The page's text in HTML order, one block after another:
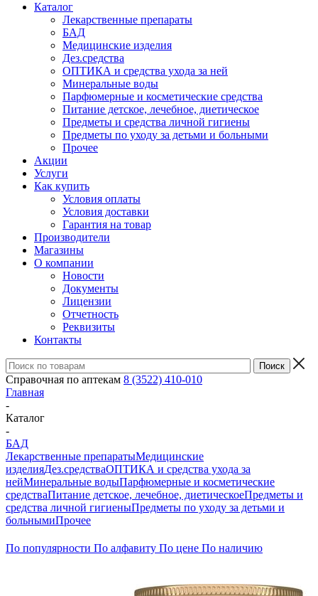
Каталог
Лекарственные препараты
БАД
Медицинские изделия
Дез.средства
ОПТИКА и средства ухода за ней
Минеральные воды
Парфюмерные и косметические средства
Питание детское, лечебное, диетическое
Предметы и средства личной гигиены
Предметы по уходу за детьми и больными
Прочее
Акции
Услуги
Как купить
Условия оплаты
Условия доставки
Гарантия на товар
Производители
Магазины
О компании
Новости
Документы
Лицензии
Отчетность
Реквизиты
Контакты
Справочная по аптекам 8 (3522) 410-010
Главная
-
Каталог
-
БАД
Лекарственные препаратыМедицинские
изделияДез.средстваОПТИКА и средства ухода за
нейМинеральные водыПарфюмерные и косметические
средстваПитание детское, лечебное, диетическоеПредметы и
средства личной гигиеныПредметы по уходу за детьми и
больнымиПрочее
По популярности По алфавиту По цене По наличию